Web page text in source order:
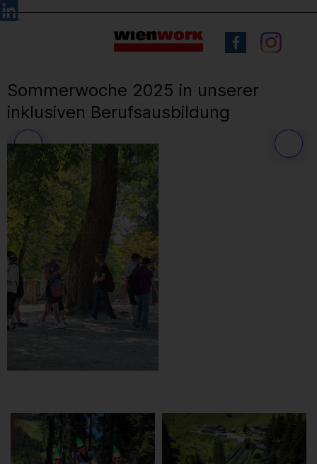
Barrierefreie
Bedienung
Sprachauswahl
Sommerwoche 2025 in unserer
inklusiven Berufsausbildung
25 / 71